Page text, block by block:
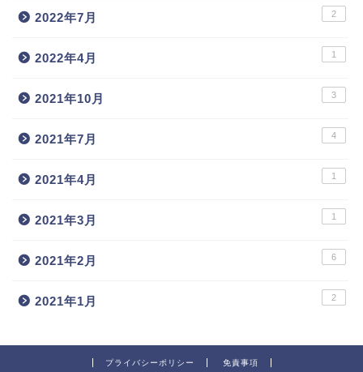
2022年7月 2
2022年4月 1
2021年10月 3
2021年7月 4
2021年4月 1
2021年3月 1
2021年2月 6
2021年1月 2
プライバシーポリシー 免責事項